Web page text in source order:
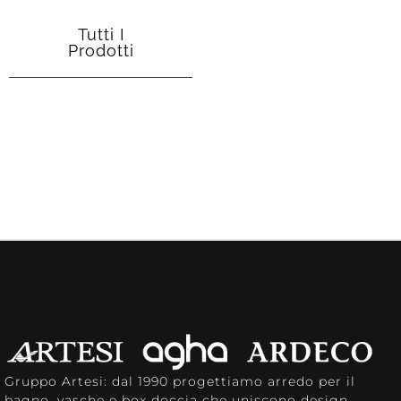
Tutti I
Prodotti
Gruppo Artesi: dal 1990 progettiamo arredo per il